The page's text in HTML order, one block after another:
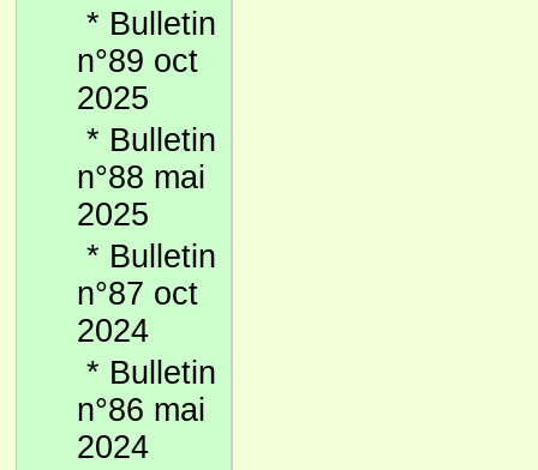
* Bulletin
n°89 oct
2025
* Bulletin
n°88 mai
2025
* Bulletin
n°87 oct
2024
* Bulletin
n°86 mai
2024